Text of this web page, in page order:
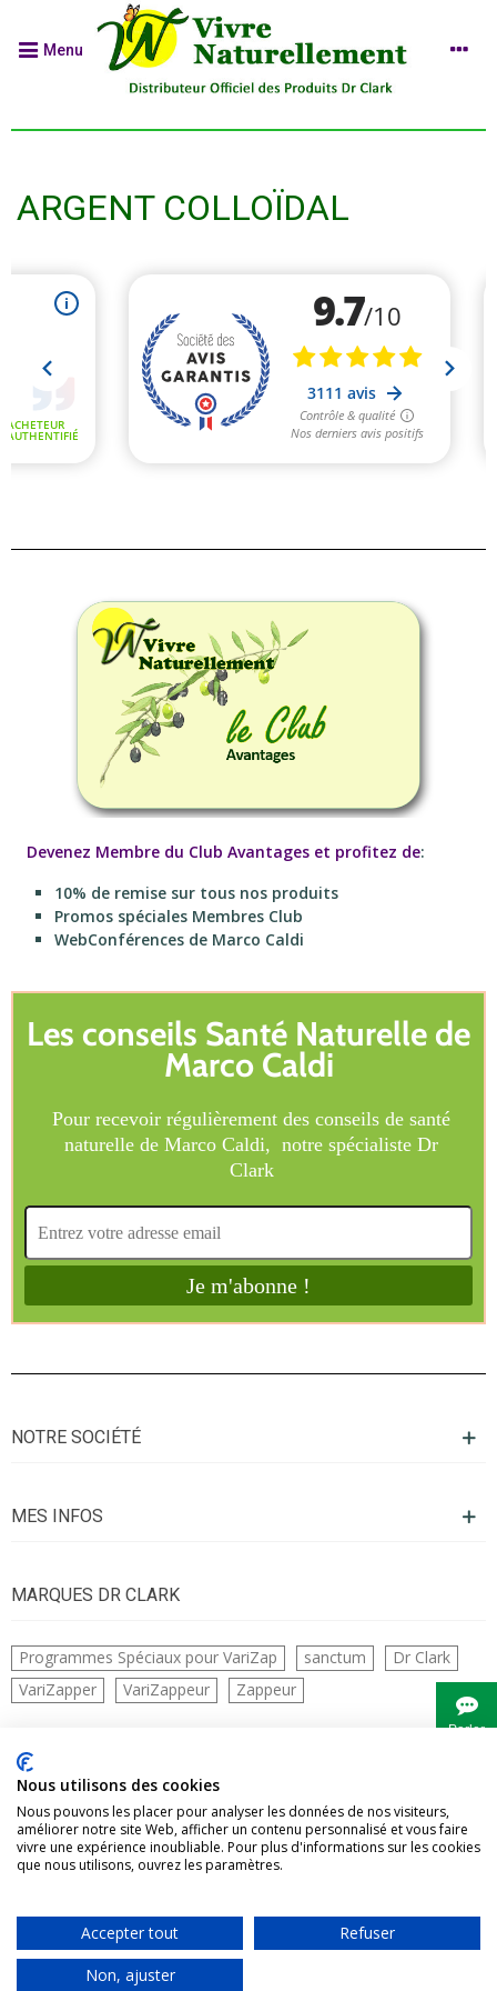
Menu
ARGENT COLLOÏDAL
Devenez Membre du Club Avantages et profitez de:
10% de remise sur tous nos produits
Promos spéciales Membres Club
WebConférences de Marco Caldi
NOTRE SOCIÉTÉ
MES INFOS
MARQUES DR CLARK
Programmes Spéciaux pour VariZap sanctum
Dr Clark
VariZapper
VariZappeur Zappeur
CONTACTS
Parler
Vivre Naturellement tous droits réservés
Nous utilisons des cookies
Nous pouvons les placer pour analyser les données de nos visiteurs,
améliorer notre site Web, afficher un contenu personnalisé et vous faire
vivre une expérience inoubliable. Pour plus d'informations sur les cookies
que nous utilisons, ouvrez les paramètres.
Accepter tout
Refuser
Non, ajuster